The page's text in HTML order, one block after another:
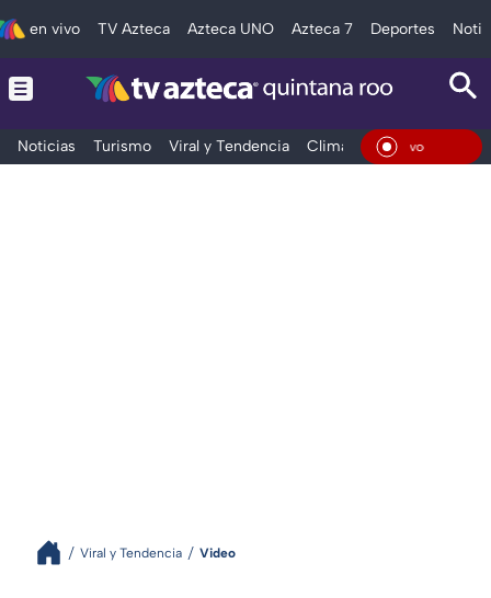
en vivo TV Azteca Azteca UNO Azteca 7 Deportes
Noticias Turismo Viral y Tendencia Clima Tráfico
En Vivo
Viral y Tendencia Video